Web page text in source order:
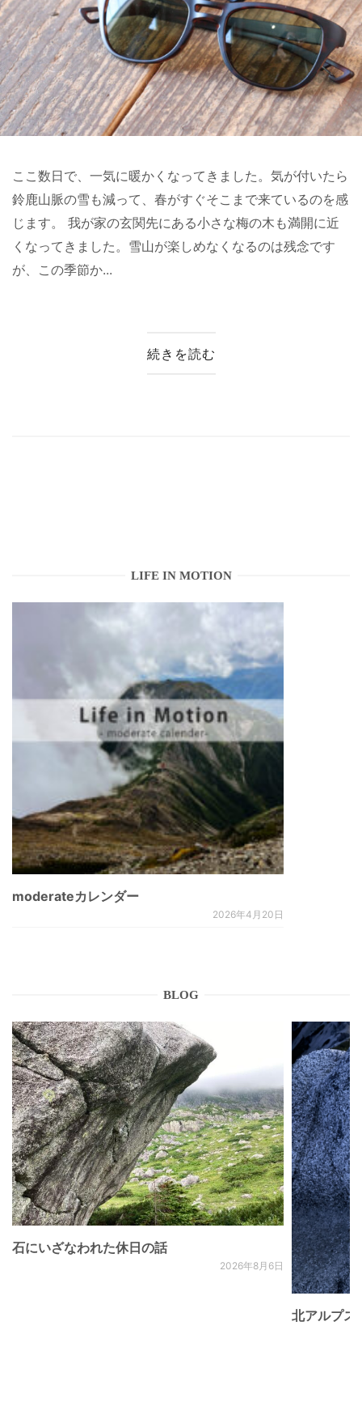
ここ数日で、一気に暖かくなってきました。気が付いたら
鈴鹿山脈の雪も減って、春がすぐそこまで来ているのを感
じます。 我が家の玄関先にある小さな梅の木も満開に近
くなってきました。雪山が楽しめなくなるのは残念です
が、この季節か...
続きを読む
LIFE IN MOTION
moderateカレンダー
2026年4月20日
BLOG
石にいざなわれた休日の話
2026年8月6日
北アルプ